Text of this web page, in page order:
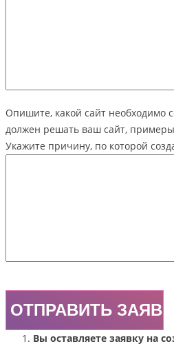
Опишите, какой сайт необходимо
должен решать ваш сайт,
Укажите причину, по которой
Вы оставляете заявку на